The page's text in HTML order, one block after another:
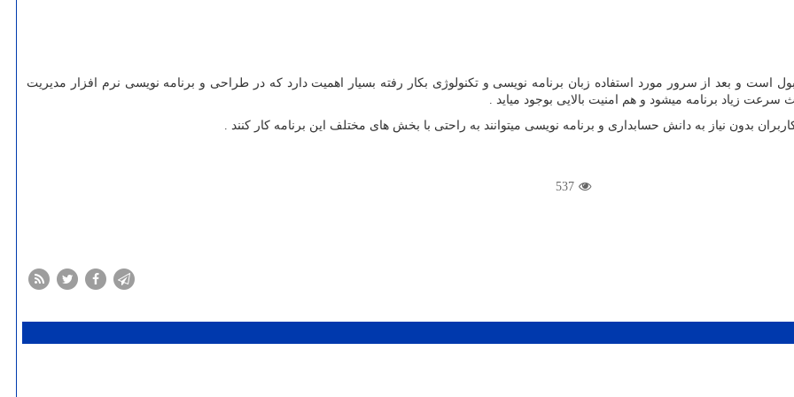
است و بعد از سرور مورد استفاده زبان برنامه نویسی و تکنولوژی بکار رفته بسیار اهمیت دارد که در طراحی و برنامه نویسی نرم افزار مدیریت
زیاد برنامه میشود و هم امنیت بالایی بوجود میاید .
بدون نیاز به دانش حسابداری و برنامه نویسی میتوانند به راحتی با بخش های مختلف این برنامه کار کنند .
537